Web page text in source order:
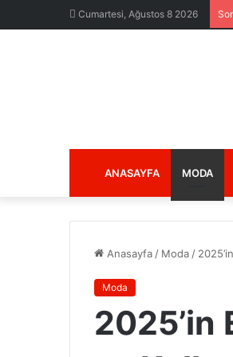
Cumartesi, Ağustos 8 2026
ANASAYFA MODA
Anasayfa / Moda /
Moda
2025’in